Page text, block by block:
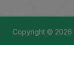
Copyright © 2026